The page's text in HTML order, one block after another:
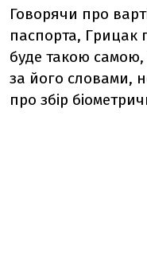
Говорячи про
паспорта, Грицак
буде такою самою,
за його словами,
про збір